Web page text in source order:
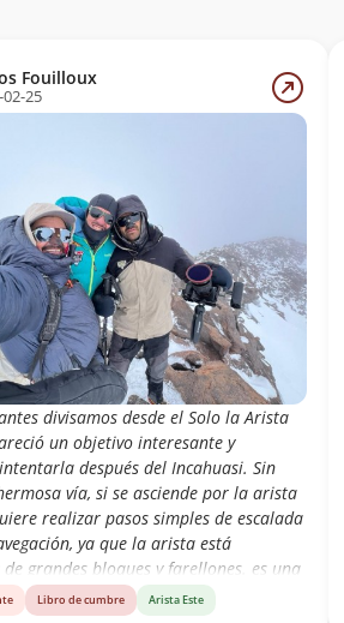
Fouilloux
25
divisamos desde el Solo la Arista
un objetivo interesante y
después del Incahuasi. Sin
vía, si se asciende por la arista
realizar pasos simples de escalada
ya que la arista está
de grandes bloques y farellones. es una
hasta la cumbre, la cual siempre
Fueron 1.400 de desnivel y 13 km
Libro de cumbre Arista Este